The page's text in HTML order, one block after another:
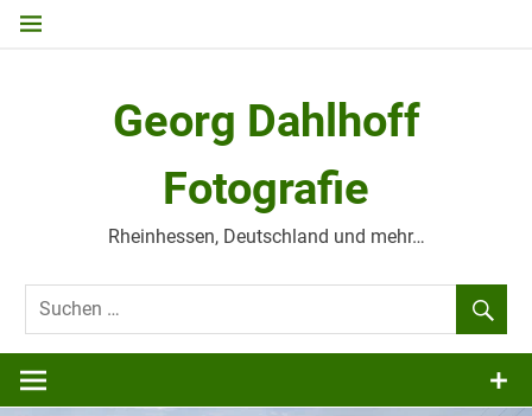
Zum
Georg Dahlhoff
Fotografie
Rheinhessen, Deutschland und mehr…